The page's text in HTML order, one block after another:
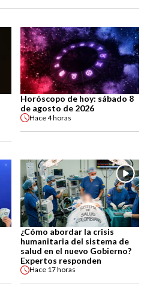
Horóscopo de hoy: sábado 8
de agosto de 2026
Hace4 horas
¿Cómo abordar la crisis
humanitaria del sistema de
salud en el nuevo Gobierno?
Expertos responden
Hace 17 horas